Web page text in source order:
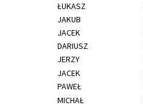
ŁUKASZ
JAKUB
JACEK
DARIUSZ
JERZY
JACEK
PAWEŁ
MICHAŁ